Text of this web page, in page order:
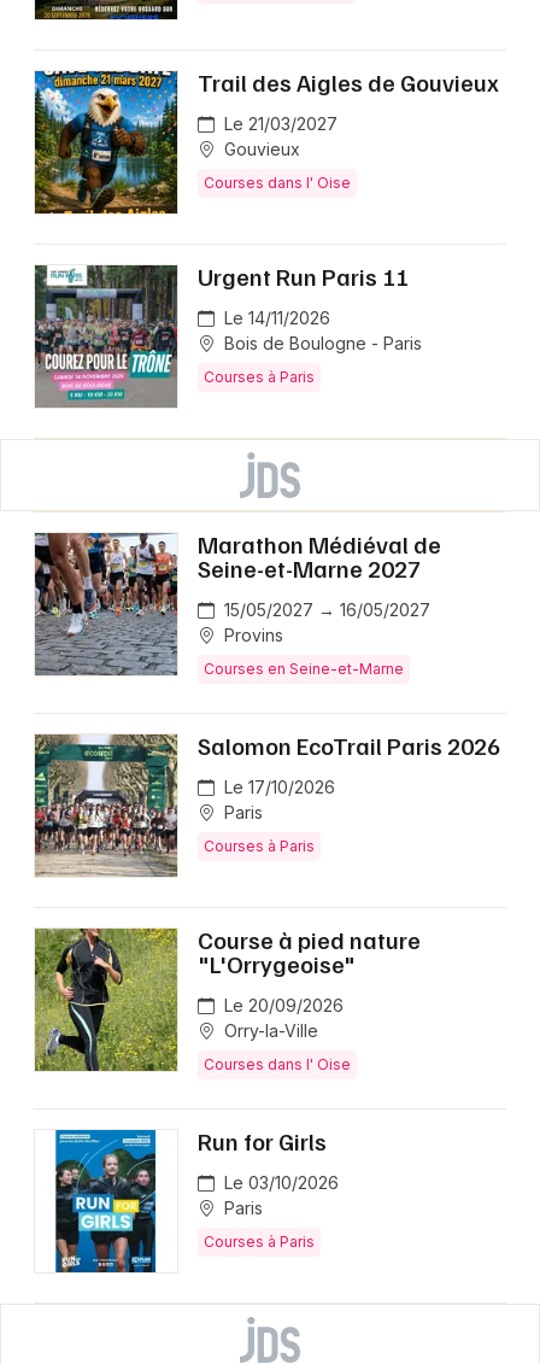
Trail des Aigles de Gouvieux
Le 21/03/2027
Gouvieux
Courses dans l' Oise
Urgent Run Paris 11
Le 14/11/2026
Bois de Boulogne - Paris
Courses à Paris
Marathon Médiéval de
Seine-et-Marne 2027
15/05/2027 → 16/05/2027
Provins
Courses en Seine-et-Marne
Salomon EcoTrail Paris 2026
Le 17/10/2026
Paris
Courses à Paris
Course à pied nature
"L'Orrygeoise"
Le 20/09/2026
Orry-la-Ville
Courses dans l' Oise
Run for Girls
Le 03/10/2026
Paris
Courses à Paris